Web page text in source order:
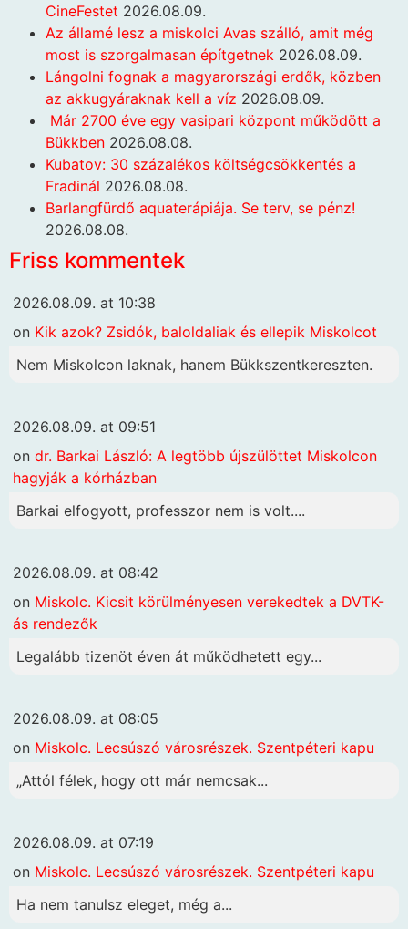
CineFestet 2026.08.09.
Az államé lesz a miskolci Avas szálló, amit még
most is szorgalmasan építgetnek 2026.08.09.
Lángolni fognak a magyarországi erdők, közben
az akkugyáraknak kell a víz 2026.08.09.
Már 2700 éve egy vasipari központ működött a
Bükkben 2026.08.08.
Kubatov: 30 százalékos költségcsökkentés a
Fradinál 2026.08.08.
Barlangfürdő aquaterápiája. Se terv, se pénz!
2026.08.08.
Friss kommentek
2026.08.09. at 10:38
on Kik azok? Zsidók, baloldaliak és ellepik Miskolcot
Nem Miskolcon laknak, hanem Bükkszentkereszten.
2026.08.09. at 09:51
on dr. Barkai László: A legtöbb újszülöttet Miskolcon
hagyják a kórházban
Barkai elfogyott, professzor nem is volt....
2026.08.09. at 08:42
on Miskolc. Kicsit körülményesen verekedtek a DVTK-
ás rendezők
Legalább tizenöt éven át működhetett egy...
2026.08.09. at 08:05
on Miskolc. Lecsúszó városrészek. Szentpéteri kapu
„Attól félek, hogy ott már nemcsak...
2026.08.09. at 07:19
on Miskolc. Lecsúszó városrészek. Szentpéteri kapu
Ha nem tanulsz eleget, még a...